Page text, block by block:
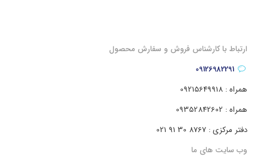
ارتباط با کارشناس فروش و سفارش محصول
09126982291
همراه : 09215649918
همراه : 09352842602
دفتر مرکزی : 8767 30 91 021
وب سایت های ما